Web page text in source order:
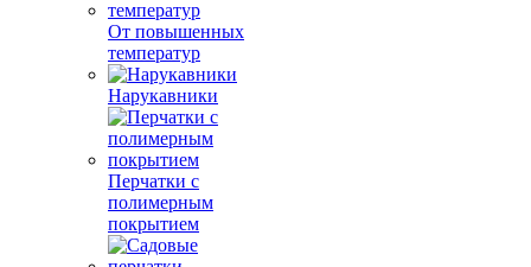
От повышенных
температур
Нарукавники
Перчатки с
полимерным
покрытием